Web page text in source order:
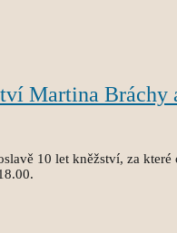
Martina Bráchy
10 let kněžství, za